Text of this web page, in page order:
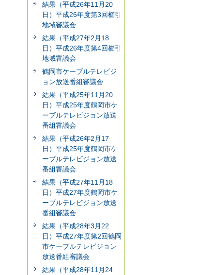
結果（平成26年11月20
日）平成26年度第3回櫛引
地域審議会
結果（平成27年2月18
日）平成26年度第4回櫛引
地域審議会
鶴岡市ケーブルテレビジ
ョン放送番組審議会
結果（平成25年11月20
日）平成25年度鶴岡市ケ
ーブルテレビジョン放送
番組審議会
結果（平成26年2月17
日）平成25年度鶴岡市ケ
ーブルテレビジョン放送
番組審議会
結果（平成27年11月18
日）平成27年度鶴岡市ケ
ーブルテレビジョン放送
番組審議会
結果（平成28年3月22
日）平成27年度第2回鶴岡
市ケーブルテレビジョン
放送番組審議会
結果（平成28年11月24